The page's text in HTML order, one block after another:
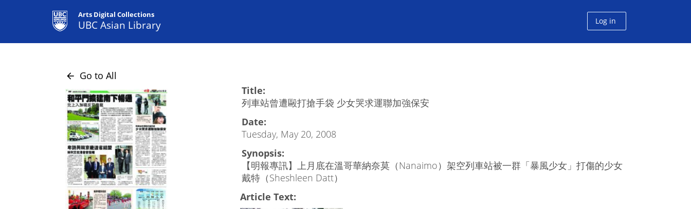
Arts Digital Collections
UBC Asian Library Log in
arrow_back Go to All
Title:
列車站曾遭毆打搶手袋 少女哭求運聯加強保安
Date:
Tuesday, May 20, 2008
Synopsis:
【明報專訊】上月底在溫哥華納奈莫（Nanaimo）架空列車站被一群「暴風少女」打傷的少女
戴特（Sheshleen Datt）
Article Text: